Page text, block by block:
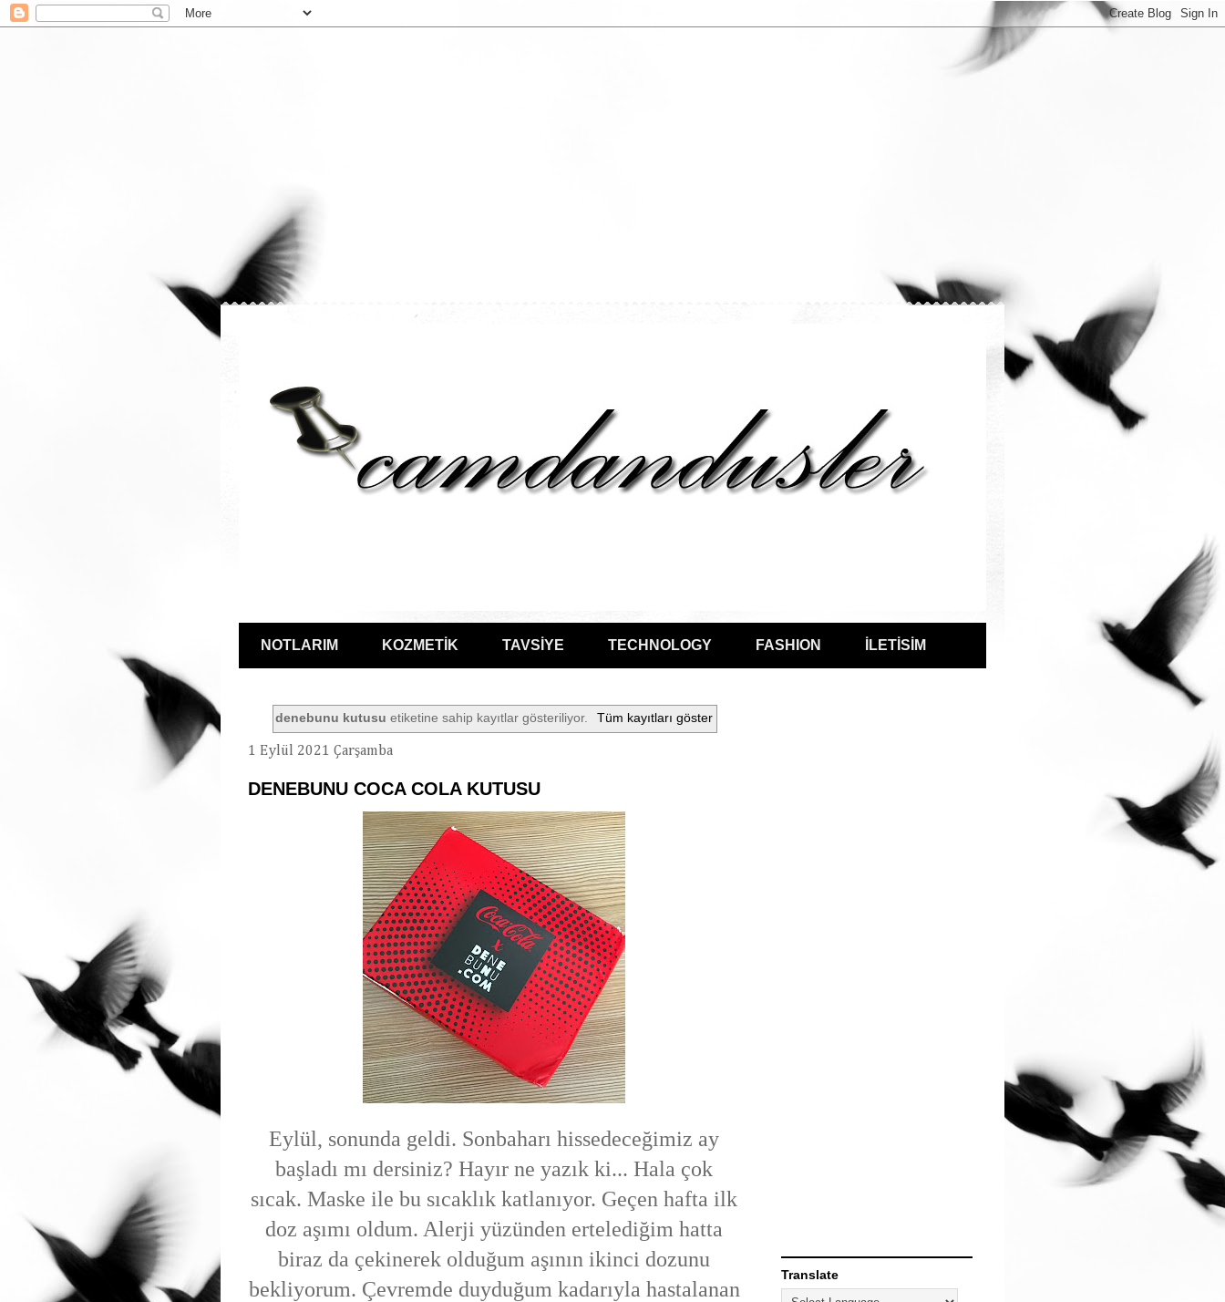
NOTLARIM KOZMETİK TAVSİYE TECHNOLOGY FASHION İLETİSİM
denebunu kutusu etiketine sahip kayıtlar gösteriliyor. Tüm kayıtları göster
1 Eylül 2021 Çarşamba
DENEBUNU COCA COLA KUTUSU
Eylül, sonunda geldi. Sonbaharı hissedeceğimiz ay
başladı mı dersiniz? Hayır ne yazık ki... Hala çok
sıcak. Maske ile bu sıcaklık katlanıyor. Geçen hafta ilk
doz aşımı oldum. Alerji yüzünden ertelediğim hatta
biraz da çekinerek olduğum aşının ikinci dozunu
bekliyorum. Çevremde duyduğum kadarıyla hastalanan
Translate